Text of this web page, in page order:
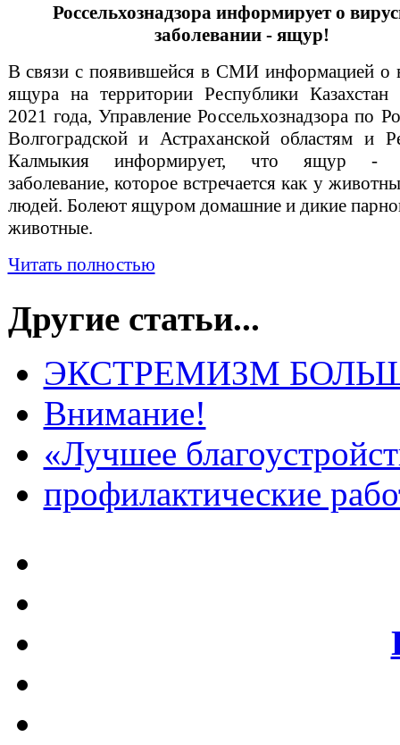
Россельхознадзора информирует о
заболевании - ящур!
В связи с появившейся в СМИ информацией о
ящура на территории Республики
2021 года, Управление Россельхознадзора по
Волгоградской и Астраханской областям и
Калмыкия информирует, что ящур -
заболевание, которое встречается как у
людей. Болеют ящуром домашние и дикие
животные.
Читать полностью
Другие статьи...
ЭКСТРЕМИЗМ
Внимание!
«Лучшее
профилактические